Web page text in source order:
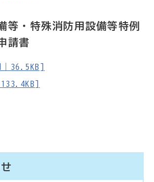
等・特殊消防用設備等特例
請書
36.5KB]